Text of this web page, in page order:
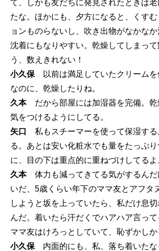
て、しかも友だちに発見されたときは
たな。ほかにも、夕方になると、くす
ョンものらないし、吹き出物がなかな
沈着にもなりやすい。乾燥してしまっ
う、数えきれない！
小久保 以前は満足していたクリームを
なのに、乾燥したりね。
久本だから部屋には加湿器を完備。乾
気をつけるようにしてる。
矢口
私もスチーマーを使って保湿する
る。あとは安い化粧水でも量をたっぷ
に、目の下は重点的に重ねづけしてるよ
久本体力も減ってきてる気がするん
いだ、5歳くらい年下のママ友とアフタ
しようと坂を上っていたら、私だけ息
んだ。着いたら汗だくでハアハア言って
ママ友はけろっとしていて、恥ずかしか
小久保 内面的にも、私、落ち着いたな